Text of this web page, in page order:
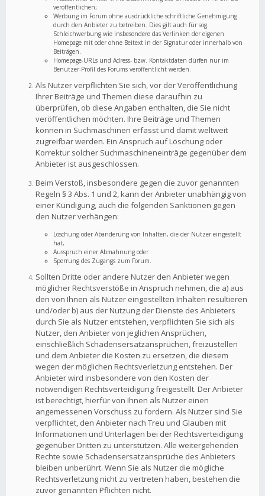
veröffentlichen;
Werbung im Forum ohne ausdrückliche schriftliche Genehmigung
durch den Anbieter zu betreiben. Dies gilt auch für sog.
Schleichwerbung wie insbesondere das Verlinken der eigenen
Homepage mit oder ohne Beitext in der Signatur oder innerhalb von
Beiträgen.
Homepage-URLs und Adress- bzw. Kontaktdaten dürfen nur im
Benutzer-Profil des Forums veröffentlicht werden.
Als Nutzer verpflichten Sie sich, vor der Veröffentlichung
Ihrer Beiträge und Themen diese daraufhin zu
überprüfen, ob diese Angaben enthalten, die Sie nicht
veröffentlichen möchten. Ihre Beiträge und Themen
können in Suchmaschinen erfasst und damit weltweit
zugreifbar werden. Ein Anspruch auf Löschung oder
Korrektur solcher Suchmaschineneinträge gegenüber dem
Anbieter ist ausgeschlossen.
Beim Verstoß, insbesondere gegen die zuvor genannten
Regeln § 3 Abs. 1 und 2, kann der Anbieter unabhängig von
einer Kündigung, auch die folgenden Sanktionen gegen
den Nutzer verhängen:
Löschung oder Abänderung von Inhalten, die der Nutzer eingestellt
hat,
Ausspruch einer Abmahnung oder
Sperrung des Zugangs zum Forum.
Sollten Dritte oder andere Nutzer den Anbieter wegen
möglicher Rechtsverstöße in Anspruch nehmen, die a) aus
den von Ihnen als Nutzer eingestellten Inhalten resultieren
und/oder b) aus der Nutzung der Dienste des Anbieters
durch Sie als Nutzer entstehen, verpflichten Sie sich als
Nutzer, den Anbieter von jeglichen Ansprüchen,
einschließlich Schadensersatzansprüchen, freizustellen
und dem Anbieter die Kosten zu ersetzen, die diesem
wegen der möglichen Rechtsverletzung entstehen. Der
Anbieter wird insbesondere von den Kosten der
notwendigen Rechtsverteidigung freigestellt. Der Anbieter
ist berechtigt, hierfür von Ihnen als Nutzer einen
angemessenen Vorschuss zu fordern. Als Nutzer sind Sie
verpflichtet, den Anbieter nach Treu und Glauben mit
Informationen und Unterlagen bei der Rechtsverteidigung
gegenüber Dritten zu unterstützen. Alle weitergehenden
Rechte sowie Schadensersatzansprüche des Anbieters
bleiben unberührt. Wenn Sie als Nutzer die mögliche
Rechtsverletzung nicht zu vertreten haben, bestehen die
zuvor genannten Pflichten nicht.